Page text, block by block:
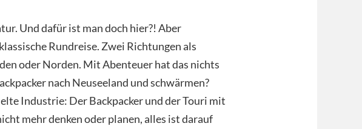
Und dafür ist man doch hier?! Aber
Rundreise. Zwei Richtungen als
oder Norden. Mit Abenteuer hat das nichts
nach Neuseeland und schwärmen?
Industrie: Der Backpacker und der Touri mit
mehr denken oder planen, alles ist darauf